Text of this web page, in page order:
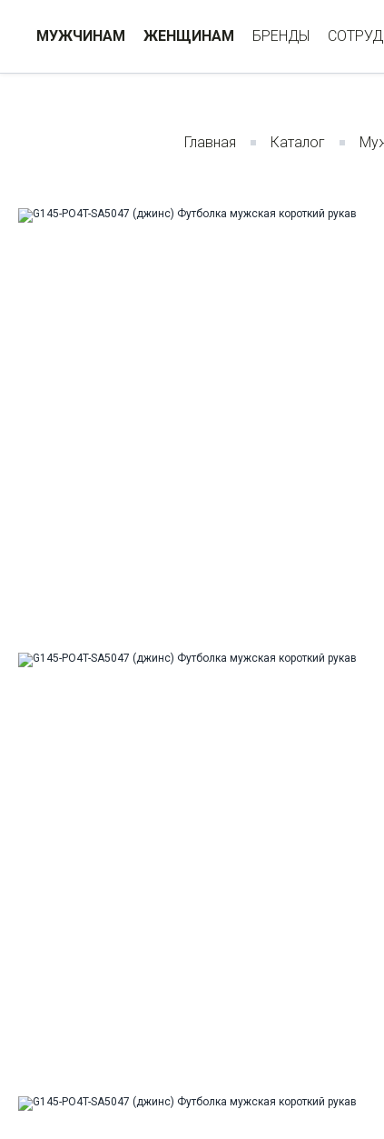
МУЖЧИНАМ ЖЕНЩИНАМ БРЕНДЫ
Главная Каталог